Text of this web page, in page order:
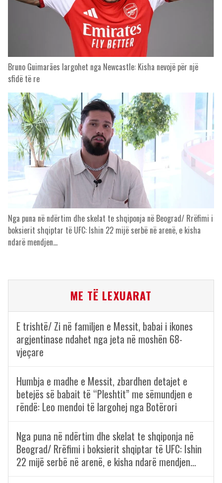
Bruno Guimarães largohet nga Newcastle: Kisha nevojë për një
sfidë të re
Nga puna në ndërtim dhe skelat te shqiponja në Beograd/ Rrëfimi i
boksierit shqiptar të UFC: Ishin 22 mijë serbë në arenë, e kisha
ndarë mendjen…
ME TË LEXUARAT
E trishtë/ Zi në familjen e Messit, babai i ikones
argjentinase ndahet nga jeta në moshën 68-
vjeçare
Humbja e madhe e Messit, zbardhen detajet e
betejës së babait të “Pleshtit” me sëmundjen e
rëndë: Leo mendoi të largohej nga Botërori
Nga puna në ndërtim dhe skelat te shqiponja në
Beograd/ Rrëfimi i boksierit shqiptar të UFC: Ishin
22 mijë serbë në arenë, e kisha ndarë mendjen…